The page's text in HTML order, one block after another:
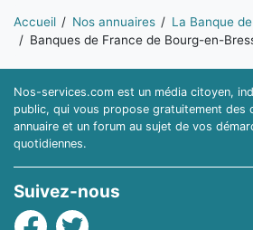
Vous êtes ici:
Accueil Nos annuaires La Banque
Banques de France de Bourg-en-
Nos-services.com est un média citoyen,
public, qui vous propose gratuitement des
annuaire et un forum au sujet de vos
quotidiennes.
Suivez-nous
Facebook
Twitter